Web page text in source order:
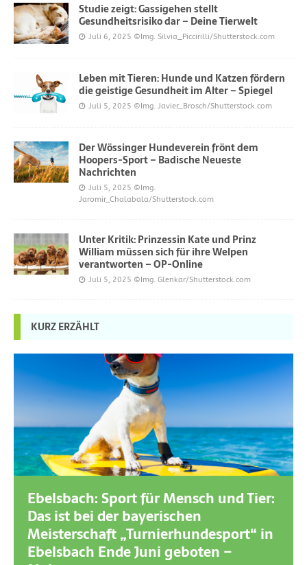
Studie zeigt: Gassigehen stellt
Gesundheitsrisiko dar – Deine Tierwelt
Juli 6, 2025 ©Img. Silvia_Piccirilli/Shutterstock.com
Leben mit Tieren: Hunde und Katzen fördern
die geistige Gesundheit im Alter – Spiegel
Juli 5, 2025 ©Img. Javier_Brosch/Shutterstock.com
Der Wössinger Hundeverein frönt dem
Hoopers-Sport – Badische Neueste
Nachrichten
Juli 5, 2025 ©Img.
Jaromir_Chalabala/Shutterstock.com
Unter Kritik: Prinzessin Kate und Prinz
William müssen sich für ihre Welpen
verantworten – OP-Online
Juli 5, 2025 ©Img. Glenkar/Shutterstock.com
KURZ ERZÄHLT
Ebelsbach: Sport für Mensch und Tier:
Das ist bei der bayerischen
Meisterschaft „Turnierhundesport“ in
Ebelsbach Ende Juni geboten –